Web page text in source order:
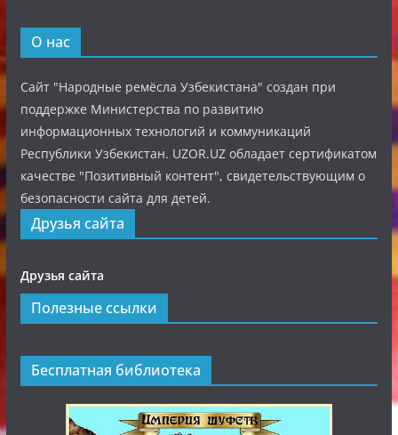
О нас
Сайт "Народные ремёсла Узбекистана" создан при
поддержке Министерства по развитию
информационных технологий и коммуникаций
Республики Узбекистан. UZOR.UZ обладает сертификатом
качестве "Позитивный контент", свидетельствующим о
безопасности сайта для детей.
Друзья сайта
Друзья сайта
Полезные ссылки
Бесплатная библиотека